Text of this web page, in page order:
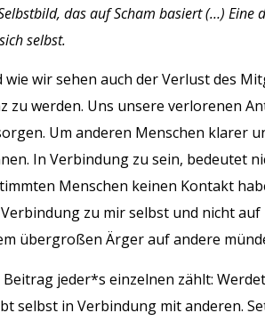
das auf Scham basiert (…) Eine
selbst.
wie wir sehen auch der Verlust des
zu werden. Uns unsere verlorenen
Um anderen Menschen klarer
In Verbindung zu sein, bedeutet
Menschen keinen Kontakt
zu mir selbst und nicht
übergroßen Ärger auf andere
Beitrag jeder*s einzelnen zählt:
selbst in Verbindung mit anderen.